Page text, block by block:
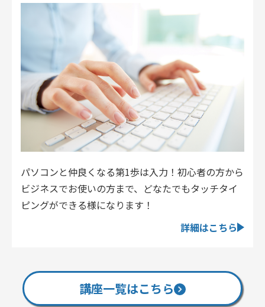
パソコンと仲良くなる第1歩は入力！初心者の方から
ビジネスでお使いの方まで、どなたでもタッチタイ
ピングができる様になります！
詳細はこちら
講座一覧はこちら